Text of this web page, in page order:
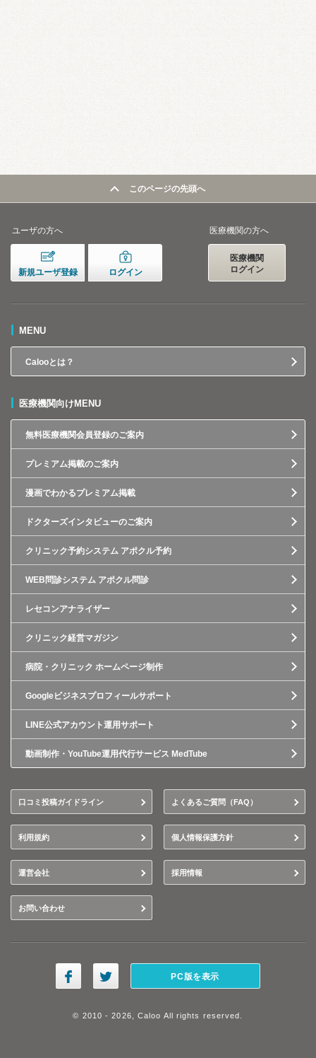
このページの先頭へ
ユーザの方へ
新規ユーザ登録 ログイン
医療機関の方へ
医療機関
ログイン
MENU
Calooとは？
医療機関向けMENU
無料医療機関会員登録のご案内
プレミアム掲載のご案内
漫画でわかるプレミアム掲載
ドクターズインタビューのご案内
クリニック予約システム アポクル予約
WEB問診システム アポクル問診
レセコンアナライザー
クリニック経営マガジン
病院・クリニック ホームページ制作
Googleビジネスプロフィールサポート
LINE公式アカウント運用サポート
動画制作・YouTube運用代行サービス MedTube
口コミ投稿ガイドライン よくあるご質問（FAQ）
利用規約 個人情報保護方針
運営会社 採用情報
お問い合わせ
PC版を表示
© 2010 - 2026, Caloo All rights reserved.